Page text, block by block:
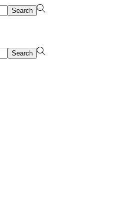
Search
Search